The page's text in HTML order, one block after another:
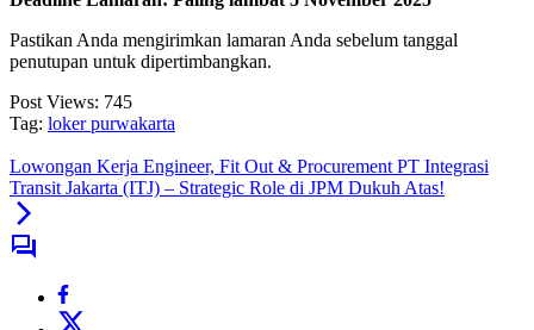
Pastikan Anda mengirimkan lamaran Anda sebelum tanggal
penutupan untuk dipertimbangkan.
Post Views: 745
Tag: loker purwakarta
Lowongan Kerja Engineer, Fit Out & Procurement PT Integrasi
Transit Jakarta (ITJ) – Strategic Role di JPM Dukuh Atas!